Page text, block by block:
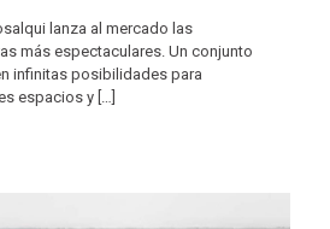
lanza al mercado las
más espectaculares. Un conjunto
infinitas posibilidades para
espacios y